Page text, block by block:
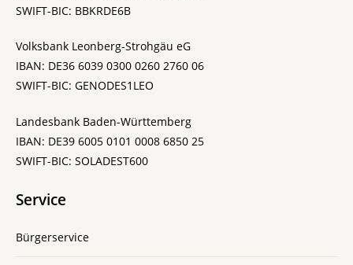
SWIFT-BIC: BBKRDE6B
Volksbank Leonberg-Strohgäu eG
IBAN: DE36 6039 0300 0260 2760 06
SWIFT-BIC: GENODES1LEO
Landesbank Baden-Württemberg
IBAN: DE39 6005 0101 0008 6850 25
SWIFT-BIC: SOLADEST600
Service
Bürgerservice